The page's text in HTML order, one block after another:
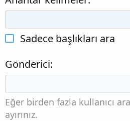
Sadece başlıkları ara
Gönderici
Eğer birden fazla kullanıcı
ayırınız.